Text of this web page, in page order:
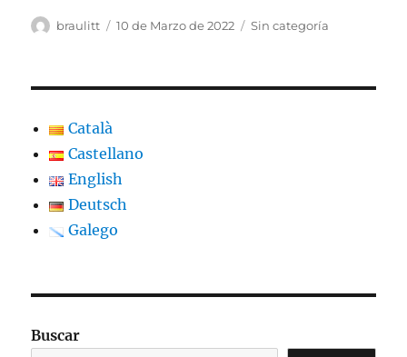
Autor
braulitt
Publicado
10 de Marzo de 2022 Categorias
Sin categoría
Català
Castellano
English
Deutsch
Galego
Buscar